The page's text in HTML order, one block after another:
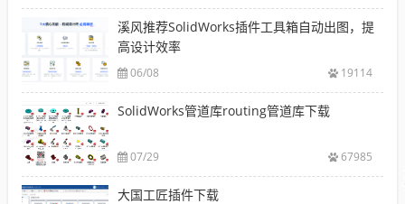
溪风推荐SolidWorks插件工具箱自动出图，提
高设计效率
06/08 19114
SolidWorks管道库routing管道库下载
07/29 67985
大国工匠插件下载